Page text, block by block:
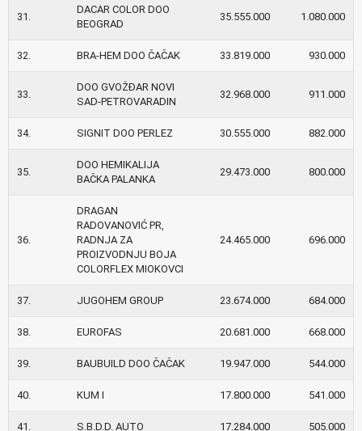
31.
DACAR COLOR DOO
BEOGRAD
35.555.000 1.080.000
32. BRA-HEM DOO ČAČAK 33.819.000 930.000
33.
DOO GVOŽĐAR NOVI
SAD-PETROVARADIN
32.968.000 911.000
34. SIGNIT DOO PERLEZ 30.555.000 882.000
35.
DOO HEMIKALIJA
BAČKA PALANKA
29.473.000 800.000
36.
DRAGAN
RADOVANOVIĆ PR,
RADNJA ZA
PROIZVODNJU BOJA
COLORFLEX MIOKOVCI
24.465.000 696.000
37. JUGOHEM GROUP 23.674.000 684.000
38. EUROFAS 20.681.000 668.000
39. BAUBUILD DOO ČAČAK 19.947.000 544.000
40. KUM I 17.800.000 541.000
41. S.B.D.D. AUTO 17.284.000 505.000